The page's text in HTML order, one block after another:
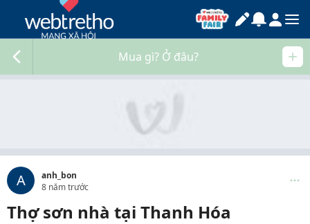
Mua gì? Ở đâu?
A
anh_bon
8 năm trước
Thợ sơn nhà tại Thanh Hóa